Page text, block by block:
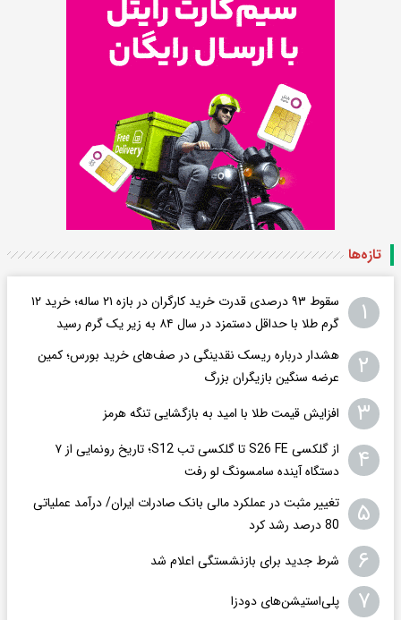
تازه‌ها
۱
سقوط ۹۳ درصدی قدرت خرید کارگران در بازه ۲۱ ساله؛ خرید ۱۲
گرم طلا با حداقل دستمزد در سال ۸۴ به زیر یک گرم رسید
۲
هشدار درباره ریسک نقدینگی در صف‌های خرید بورس؛ کمین
عرضه سنگین بازیگران بزرگ
۳ افزایش قیمت طلا با امید به بازگشایی تنگه هرمز
۴
از گلکسی S26 FE تا گلکسی تب S12؛ تاریخ رونمایی از ۷
دستگاه آینده سامسونگ لو رفت
۵
تغییر مثبت در عملکرد مالی بانک صادرات ایران/ درآمد عملیاتی
80 درصد رشد کرد
۶ شرط جدید برای بازنشستگی اعلام شد
۷ پلی‌استیشن‌های دودزا